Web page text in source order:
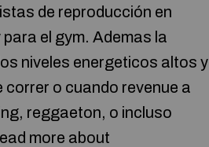
de reproducción en
el gym. Ademas la
niveles energeticos altos y
correr o cuando revenue a
reggaeton, o incluso
more about